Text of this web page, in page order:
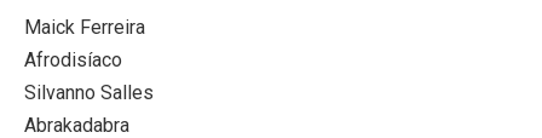
Maick Ferreira
Afrodisíaco
Silvanno Salles
Abrakadabra